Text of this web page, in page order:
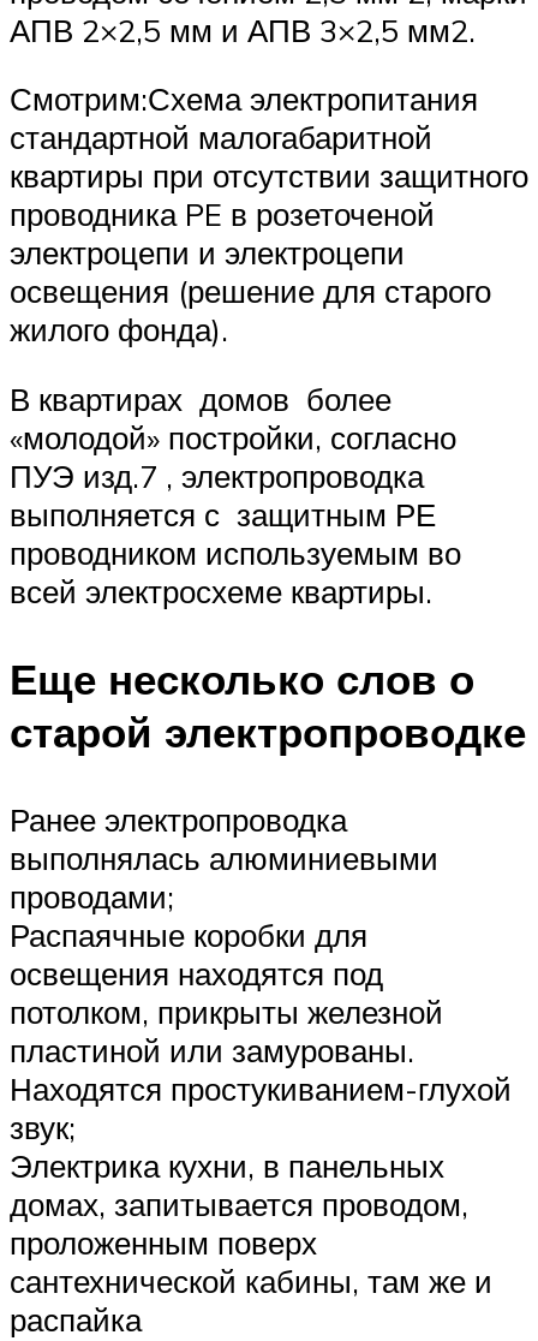
АПВ 2×2,5 мм и АПВ 3×2,5 мм2.
Смотрим:Схема электропитания
стандартной малогабаритной
квартиры при отсутствии защитного
проводника PE в розеточеной
электроцепи и электроцепи
освещения (решение для старого
жилого фонда).
В квартирах домов более
«молодой» постройки, согласно
ПУЭ изд.7 , электропроводка
выполняется с защитным РЕ
проводником используемым во
всей электросхеме квартиры.
Еще несколько слов о
старой электропроводке
Ранее электропроводка
выполнялась алюминиевыми
проводами;
Распаячные коробки для
освещения находятся под
потолком, прикрыты железной
пластиной или замурованы.
Находятся простукиванием-глухой
звук;
Электрика кухни, в панельных
домах, запитывается проводом,
проложенным поверх
сантехнической кабины, там же и
распайка